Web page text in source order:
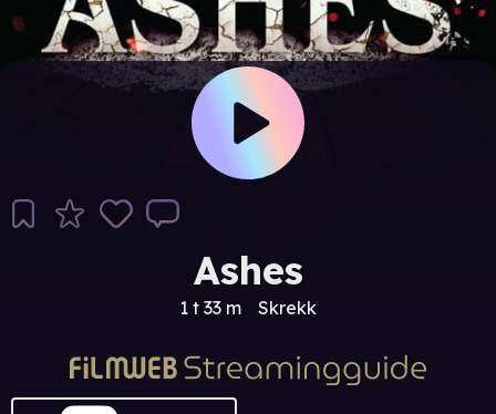
Ashes
1 t 33 m Skrekk